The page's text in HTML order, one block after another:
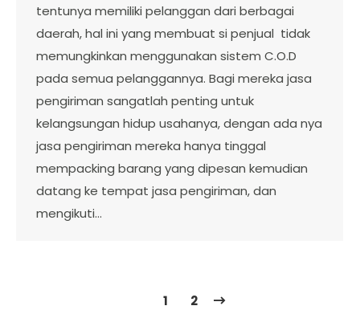
tentunya memiliki pelanggan dari berbagai
daerah, hal ini yang membuat si penjual tidak
memungkinkan menggunakan sistem C.O.D
pada semua pelanggannya. Bagi mereka jasa
pengiriman sangatlah penting untuk
kelangsungan hidup usahanya, dengan ada nya
jasa pengiriman mereka hanya tinggal
mempacking barang yang dipesan kemudian
datang ke tempat jasa pengiriman, dan
mengikuti…
1 2